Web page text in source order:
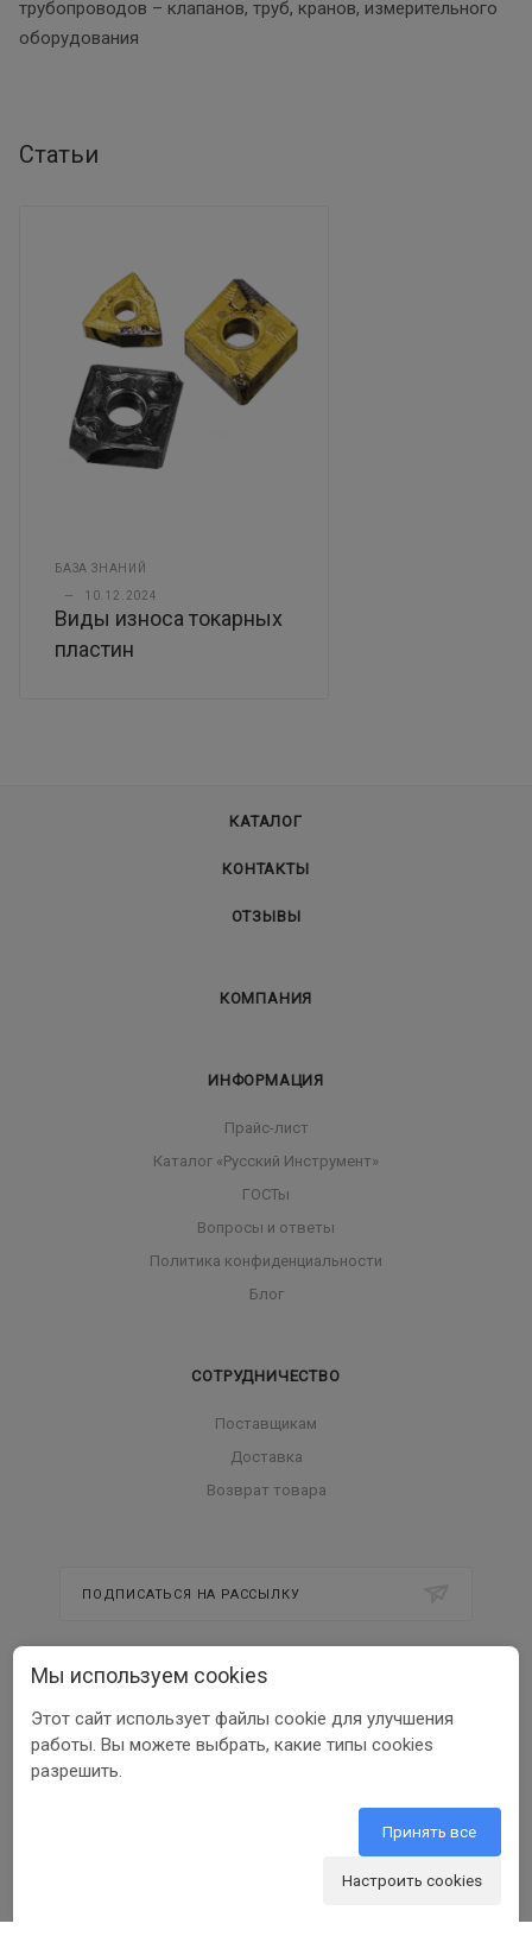
трубопроводов – клапанов, труб, кранов, измерительного
оборудования
Статьи
БАЗА ЗНАНИЙ
— 10.12.2024
Виды износа токарных
пластин
КАТАЛОГ
КОНТАКТЫ
ОТЗЫВЫ
КОМПАНИЯ
ИНФОРМАЦИЯ
Прайс-лист
Каталог «Русский Инструмент»
ГОСТы
Вопросы и ответы
Политика конфиденциальности
Блог
СОТРУДНИЧЕСТВО
Поставщикам
Доставка
Возврат товара
ПОДПИСАТЬСЯ НА РАССЫЛКУ
8 800 350 56 58
info@beltools.ru
Северный, зд. 7, помещ. 1
Мы используем cookies
Этот сайт использует файлы cookie для улучшения
работы. Вы можете выбрать, какие типы cookies
разрешить.
Настроить cookies
Принять все